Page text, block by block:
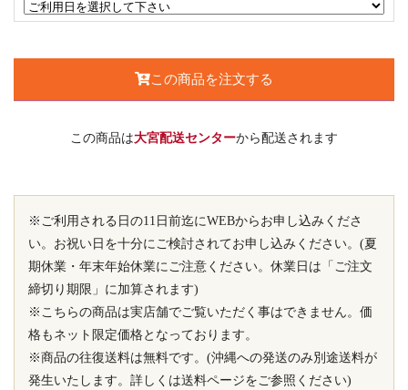
この商品を注文する
この商品は大宮配送センターから配送されます
※ご利用される日の11日前迄にWEBからお申し込みくださ
い。お祝い日を十分にご検討されてお申し込みください。(夏
期休業・年末年始休業にご注意ください。休業日は「ご注文
締切り期限」に加算されます)
※こちらの商品は実店舗でご覧いただく事はできません。価
格もネット限定価格となっております。
※商品の往復送料は無料です。(沖縄への発送のみ別途送料が
発生いたします。詳しくは送料ページをご参照ください)